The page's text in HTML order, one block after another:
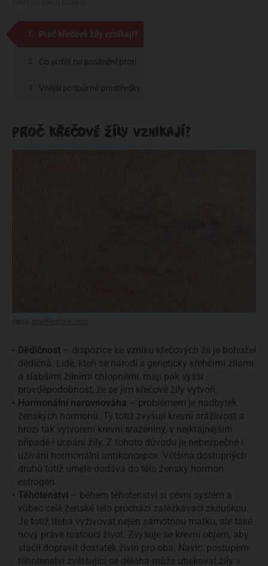
Proč křečové žíly vznikají?
Co si dát na posilnění proti
křečovým žilám
Vnější podpůrné prostředky
PROČ KŘEČOVÉ ŽÍLY VZNIKAJÍ?
Dědičnost – dispozice ke vzniku křečových žil je bohužel
dědičná. Lidé, kteří se narodí s geneticky křehčími žilami
a slabšími žilními chlopněmi, mají pak vyšší
pravděpodobnost, že se jim křečové žíly vytvoří.
Hormonální nerovnováha – problémem je nadbytek
ženských hormonů. Ty totiž zvyšují krevní srážlivost a
hrozí tak vytvoření krevní sraženiny, v nejkrajnějším
případě i ucpání žíly. Z tohoto důvodu je nebezpečné i
užívání hormonální antikoncepce. Většina dostupných
druhů totiž uměle dodává do těla ženský hormon
estrogen.
Těhotenství – během těhotenství si cévní systém a
vůbec celé ženské tělo prochází zatěžkávací zkouškou.
Je totiž třeba vyživovat nejen samotnou matku, ale také
nový právě rostoucí život. Zvyšuje se krevní objem, aby
stačil dopravit dostatek živin pro oba. Navíc, postupem
těhotenství zvětšující se děloha může utiskovat žíly v